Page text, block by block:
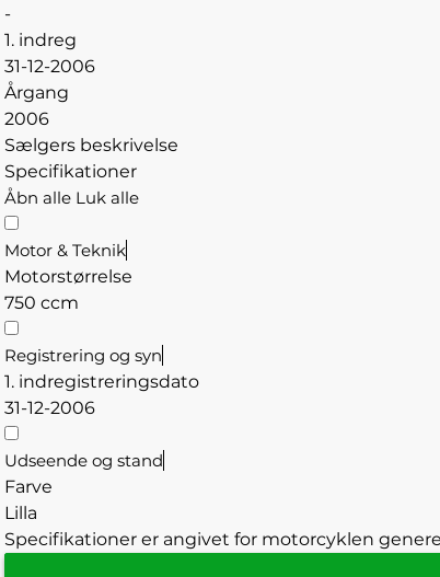
-
1. indreg
31-12-2006
Årgang
2006
Sælgers beskrivelse
Specifikationer
Åbn alle Luk alle
Motor & Teknik
Motorstørrelse
750 ccm
Registrering og syn
1. indregistreringsdato
31-12-2006
Udseende og stand
Farve
Lilla
Specifikationer er angivet for motorcyklen